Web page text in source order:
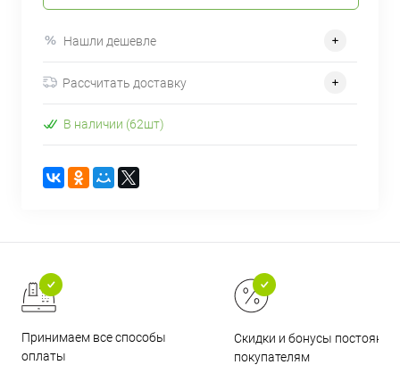
Нашли дешевле
Рассчитать доставку
В наличии (62шт)
Принимаем все способы
оплаты
Скидки и бонусы
покупателям